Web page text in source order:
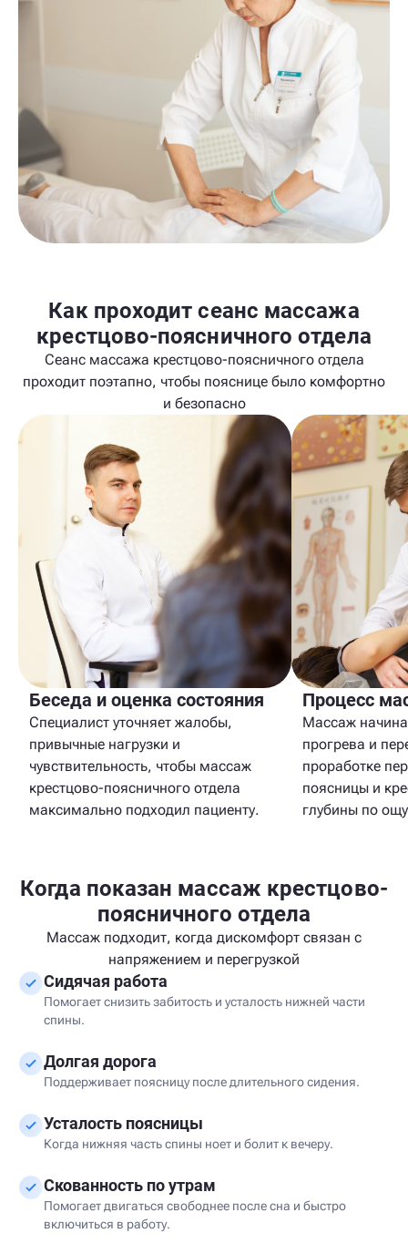
Как проходит сеанс массажа
крестцово-поясничного отдела
Сеанс массажа крестцово-поясничного отдела
проходит поэтапно, чтобы пояснице было комфортно
и безопасно
Беседа и оценка состояния
Специалист уточняет жалобы,
привычные нагрузки и
чувствительность, чтобы массаж
крестцово-поясничного отдела
максимально подходил пациенту.
Процесс
Массаж
прогрева и
проработке
поясницы и
глубины по
Когда показан массаж крестцово-
поясничного отдела
Массаж подходит, когда дискомфорт связан с
напряжением и перегрузкой
Сидячая работа
Помогает снизить забитость и усталость нижней части
спины.
Долгая дорога
Поддерживает поясницу после длительного сидения.
Усталость поясницы
Когда нижняя часть спины ноет и болит к вечеру.
Скованность по утрам
Помогает двигаться свободнее после сна и быстро
включиться в работу.